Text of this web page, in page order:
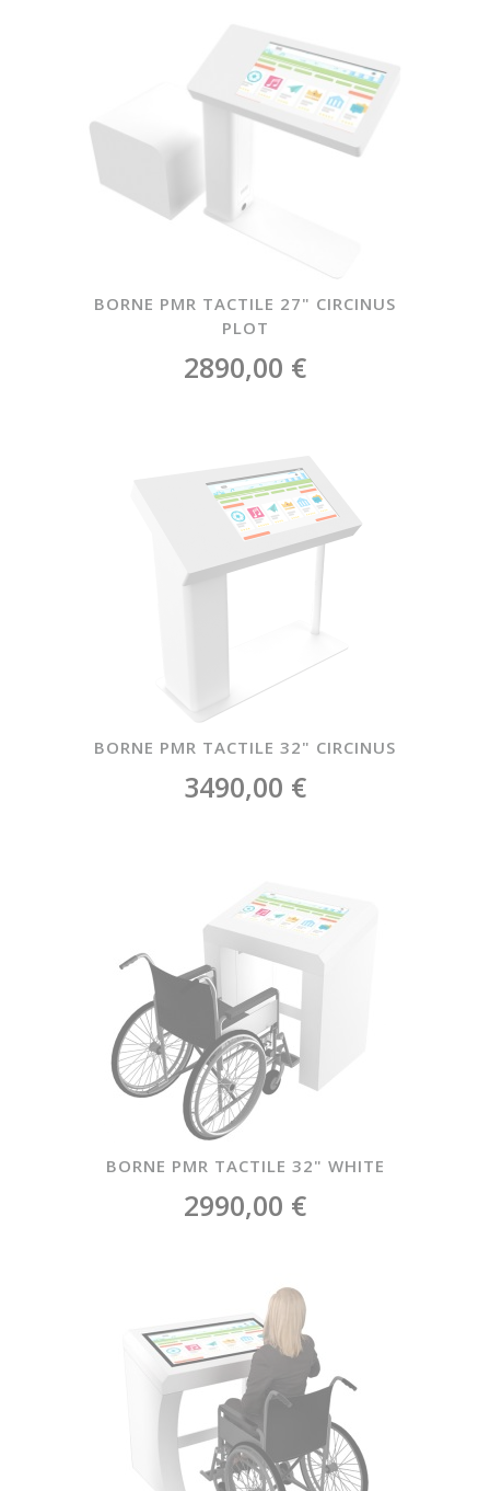
BORNE PMR TACTILE 27" CIRCINUS
PLOT
2890,00 €
BORNE PMR TACTILE 32" CIRCINUS
3490,00 €
BORNE PMR TACTILE 32" WHITE
2990,00 €